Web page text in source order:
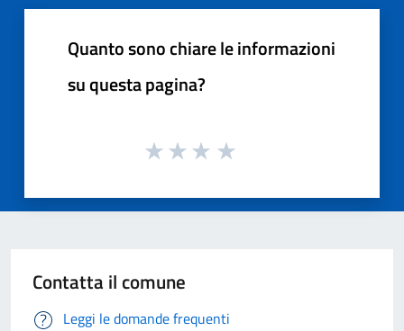
Quanto sono chiare le informazioni
su questa pagina?
Contatta il comune
Leggi le domande frequenti